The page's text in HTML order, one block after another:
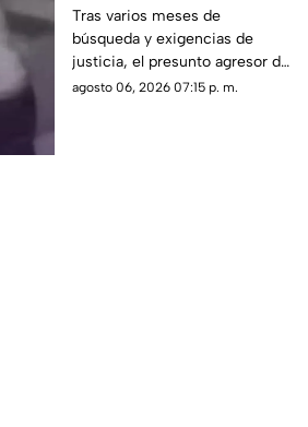
detuvieron a Jorge "N",
agresor de Paula
Tras varios meses de
búsqueda y exigencias de
justicia, el presunto agresor de
Paula Fajardo fue localizado y
agosto 06, 2026 07:15 p. m.